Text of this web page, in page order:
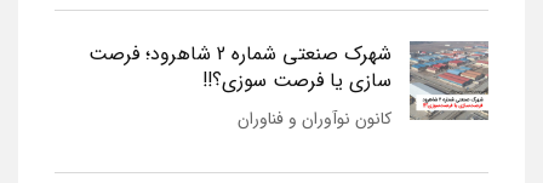
شهرک صنعتی شماره 2 شاهرود؛ فرصت
سازی یا فرصت سوزی؟!!
کانون نوآوران و فناوران